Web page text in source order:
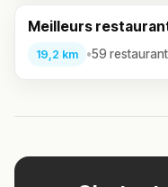
Meilleurs
19,2 km •59